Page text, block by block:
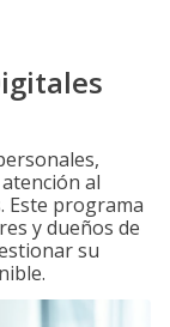
al
Este programa
y dueños de
su